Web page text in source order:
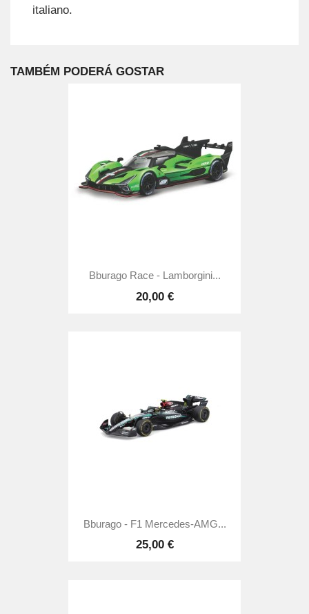
italiano.
TAMBÉM PODERÁ GOSTAR
Bburago Race - Lamborgini...
20,00 €
Bburago - F1 Mercedes-AMG...
25,00 €